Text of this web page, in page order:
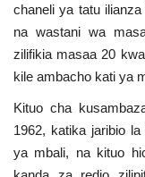
chaneli ya tatu
na wastani wa
zilifikia masaa 20
kile ambacho kati ya
Kituo cha
1962, katika jaribio
ya mbali, na kituo